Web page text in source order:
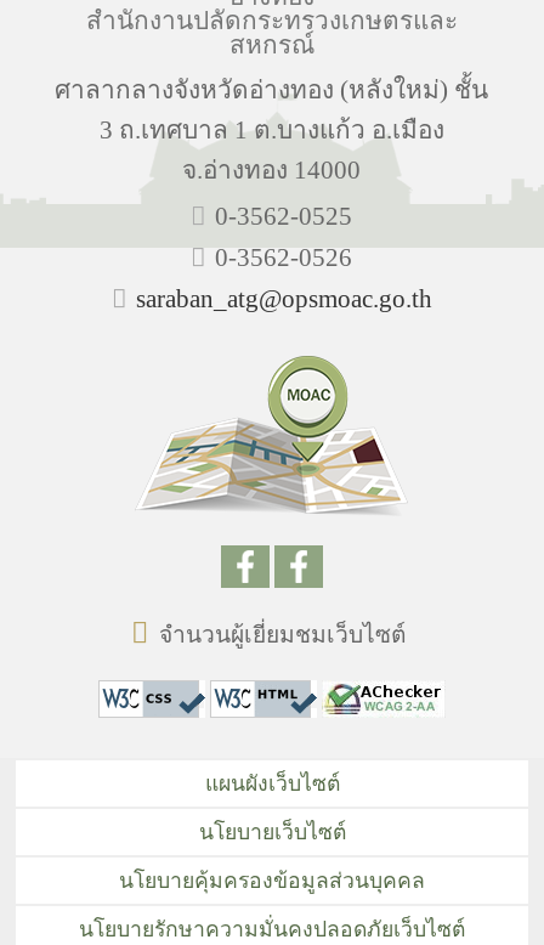
สำนักงานปลัดกระทรวงเกษตรและ
สหกรณ์
ศาลากลางจังหวัดอ่างทอง (หลังใหม่) ชั้น
3 ถ.เทศบาล 1 ต.บางแก้ว อ.เมือง
จ.อ่างทอง 14000
0-3562-0525
0-3562-0526
saraban_atg@opsmoac.go.th
จำนวนผู้เยี่ยมชมเว็บไซต์
แผนผังเว็บไซต์
นโยบายเว็บไซต์
นโยบายคุ้มครองข้อมูลส่วนบุคคล
นโยบายรักษาความมั่นคงปลอดภัยเว็บไซต์